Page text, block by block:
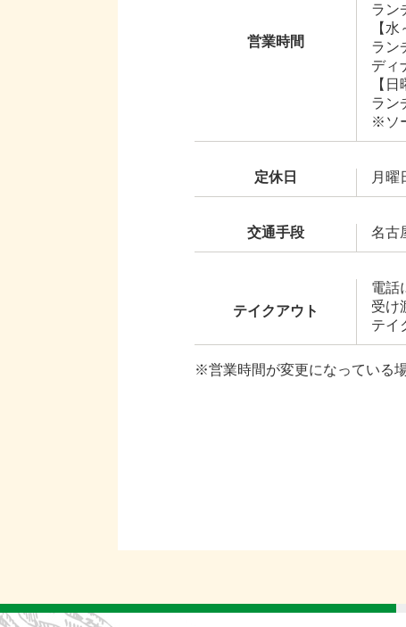
営業時間
ラン
【
ラン
ディ
【
ラン
※ソ
定休日 月曜
交通手段 名古
テイクアウト
電話
受け
テイ
※営業時間が変更になっている